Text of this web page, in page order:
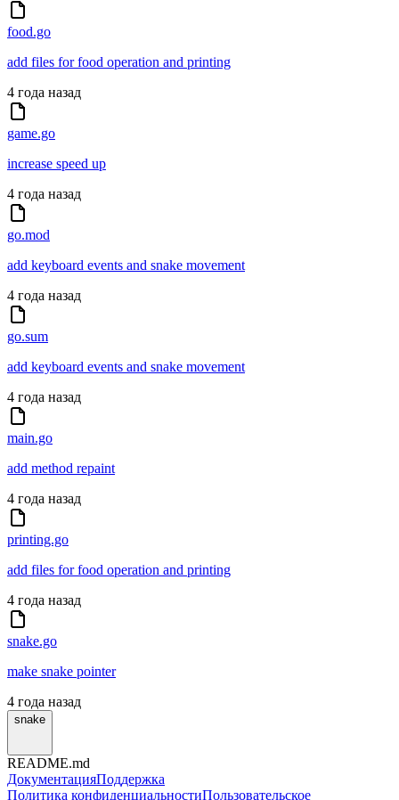
food.go
add files for food operation and printing
4 года назад
game.go
increase speed up
4 года назад
go.mod
add keyboard events and snake movement
4 года назад
go.sum
add keyboard events and snake movement
4 года назад
main.go
add method repaint
4 года назад
printing.go
add files for food operation and printing
4 года назад
snake.go
make snake pointer
4 года назад
snake
README.md
ДокументацияПоддержка
Политика конфиденциальностиПользовательское